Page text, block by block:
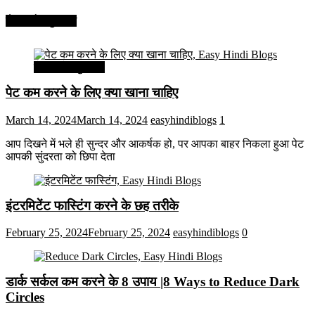
पेट कम करने के लिए क्या खाना चाहिए
March 14, 2024March 14, 2024 easyhindiblogs 1
आप दिखने में भले ही सुन्दर और आकर्षक हो, पर आपका बाहर निकला हुआ पेट
आपकी सुंदरता को छिपा देता
इंटरमिटेंट फास्टिंग करने के छह तरीके
February 25, 2024February 25, 2024 easyhindiblogs 0
डार्क सर्कल कम करने के 8 उपाय |8 Ways to Reduce Dark
Circles